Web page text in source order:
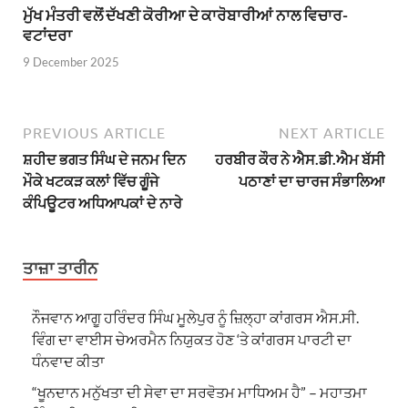
ਮੁੱਖ ਮੰਤਰੀ ਵਲੋਂ ਦੱਖਣੀ ਕੋਰੀਆ ਦੇ ਕਾਰੋਬਾਰੀਆਂ ਨਾਲ ਵਿਚਾਰ-
ਵਟਾਂਦਰਾ
9 December 2025
PREVIOUS ARTICLE
ਸ਼ਹੀਦ ਭਗਤ ਸਿੰਘ ਦੇ ਜਨਮ ਦਿਨ
ਮੌਕੇ ਖਟਕੜ ਕਲਾਂ ਵਿੱਚ ਗੂੰਜੇ
ਕੰਪਿਊਟਰ ਅਧਿਆਪਕਾਂ ਦੇ ਨਾਰੇ
NEXT ARTICLE
ਹਰਬੀਰ ਕੌਰ ਨੇ ਐਸ.ਡੀ.ਐਮ ਬੱਸੀ
ਪਠਾਣਾਂ ਦਾ ਚਾਰਜ ਸੰਭਾਲਿਆ
ਤਾਜ਼ਾ ਤਾਰੀਨ
ਨੌਜਵਾਨ ਆਗੂ ਹਰਿੰਦਰ ਸਿੰਘ ਮੂਲੇਪੁਰ ਨੂੰ ਜ਼ਿਲ੍ਹਾ ਕਾਂਗਰਸ ਐਸ.ਸੀ.
ਵਿੰਗ ਦਾ ਵਾਈਸ ਚੇਅਰਮੈਨ ਨਿਯੁਕਤ ਹੋਣ ‘ਤੇ ਕਾਂਗਰਸ ਪਾਰਟੀ ਦਾ
ਧੰਨਵਾਦ ਕੀਤਾ
“ਖੂਨਦਾਨ ਮਨੁੱਖਤਾ ਦੀ ਸੇਵਾ ਦਾ ਸਰਵੋਤਮ ਮਾਧਿਅਮ ਹੈ” – ਮਹਾਤਮਾ